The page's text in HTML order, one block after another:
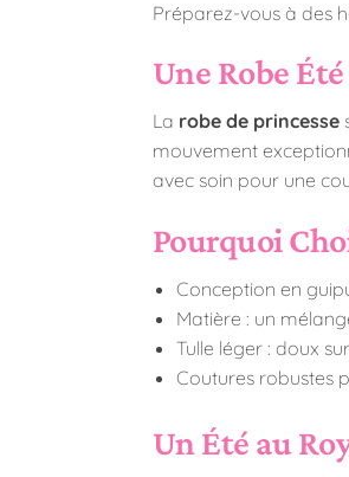
Préparez-vous à des
Une Robe
La robe de princesse
mouvement
avec soin pour une
Pourquoi
Conception en
Matière : un
Tulle léger : doux
Coutures robustes
Un Été au